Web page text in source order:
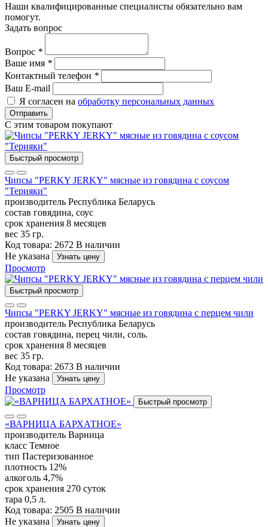
Наши квалифицированные специалисты обязательно вам
помогут.
Задать вопрос
Вопрос *
Ваше имя *
Контактный телефон *
Ваш E-mail
Я согласен на обработку персональных данных
Отправить
С этим товаром покупают
Быстрый просмотр
Чипсы "PERKY JERKY" мясные из говядина с соусом
"Терияки"
производитель Республика Беларусь
состав говядина, соус
срок хранения 8 месяцев
вес 35 гр.
Код товара: 2672 В наличии
Не указана
Узнать цену
Просмотр
Быстрый просмотр
Чипсы "PERKY JERKY" мясные из говядина с перцем чили
производитель Республика Беларусь
состав говядина, перец чили, соль.
срок хранения 8 месяцев
вес 35 гр.
Код товара: 2673 В наличии
Не указана
Узнать цену
Просмотр
Быстрый просмотр
«ВАРНИЦА БАРХАТНОЕ»
производитель Варница
класс Темное
тип Пастеризованное
плотность 12%
алкоголь 4,7%
срок хранения 270 суток
тара 0,5 л.
Код товара: 2505 В наличии
Не указана
Узнать цену